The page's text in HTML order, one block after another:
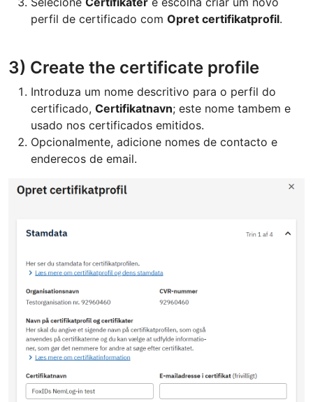
perfil de certificado com Opret certifikatprofil.
3) Create the certificate profile
Introduza um nome descritivo para o perfil do
certificado, Certifikatnavn; este nome tambem e
usado nos certificados emitidos.
Opcionalmente, adicione nomes de contacto e
enderecos de email.